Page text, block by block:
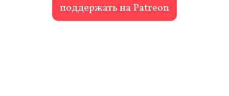
поддержать на Patreon